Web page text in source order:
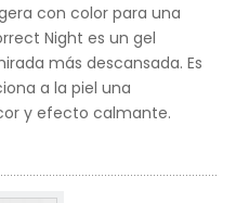
con color para una
Night es un gel
más descansada. Es
a la piel una
y efecto calmante.